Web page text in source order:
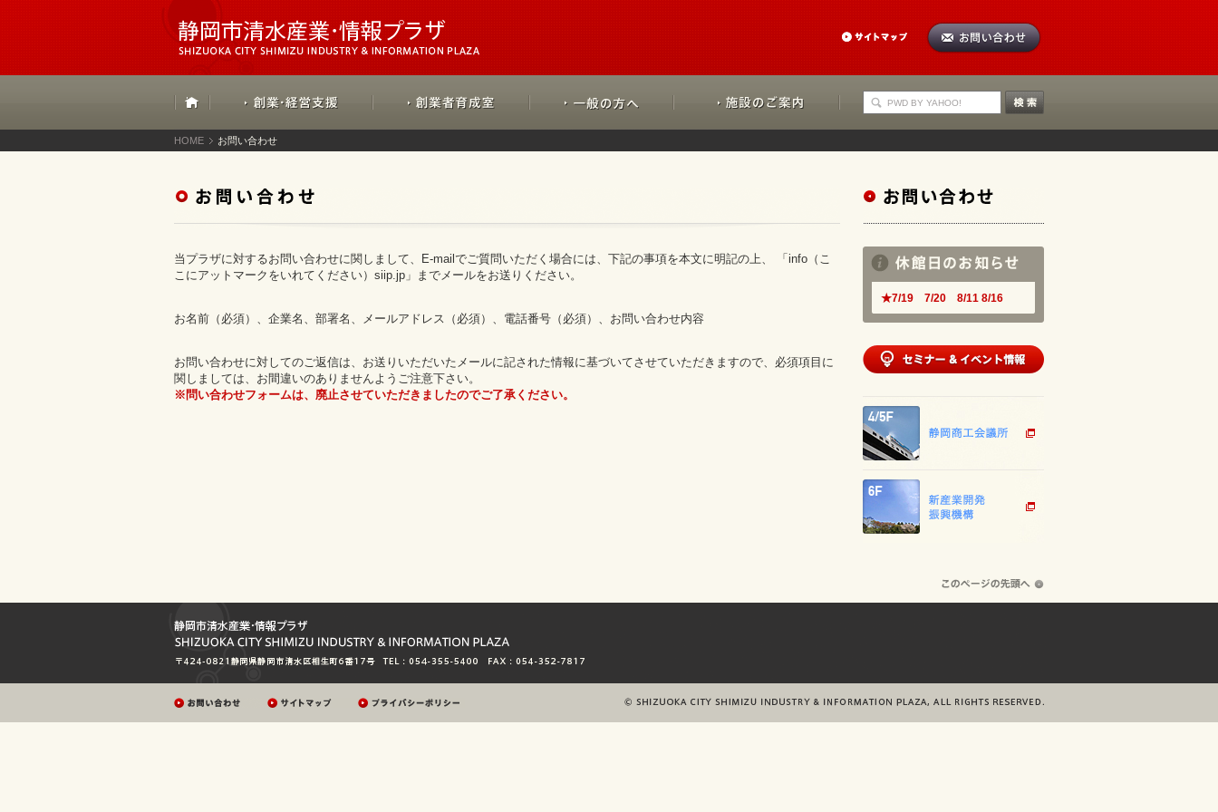
HOME お問い合わせ
当プラザに対するお問い合わせに関しまして、E-mailでご質問いただく場合には、下記の事項を本文に明記の上、 「info（こ
こにアットマークをいれてください）siip.jp」までメールをお送りください。
お名前（必須）、企業名、部署名、メールアドレス（必須）、電話番号（必須）、お問い合わせ内容
お問い合わせに対してのご返信は、お送りいただいたメールに記された情報に基づいてさせていただきますので、必須項目に
関しましては、お間違いのありませんようご注意下さい。
※問い合わせフォームは、廃止させていただきましたのでご了承ください。
★7/19 7/20 8/11 8/16